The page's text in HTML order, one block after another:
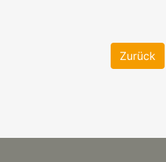
Zurück